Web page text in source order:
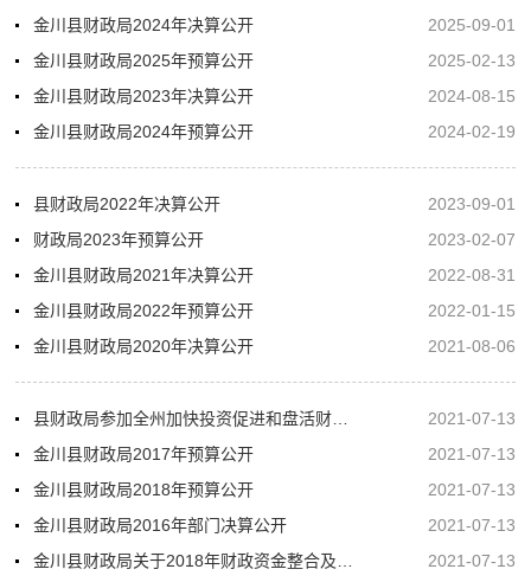
金川县财政局2024年决算公开
2025-09-01
金川县财政局2025年预算公开
2025-02-13
金川县财政局2023年决算公开
2024-08-15
金川县财政局2024年预算公开
2024-02-19
县财政局2022年决算公开
2023-09-01
财政局2023年预算公开
2023-02-07
金川县财政局2021年决算公开
2022-08-31
金川县财政局2022年预算公开
2022-01-15
金川县财政局2020年决算公开
2021-08-06
2021-07-13
金川县财政局2017年预算公开
2021-07-13
金川县财政局2018年预算公开
2021-07-13
金川县财政局2016年部门决算公开
2021-07-13
2021-07-13